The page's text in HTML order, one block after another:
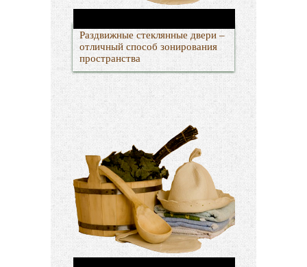
Раздвижные стеклянные двери –
отличный способ зонирования
пространства